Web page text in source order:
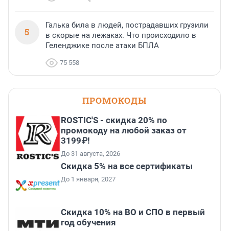
5
Галька била в людей, пострадавших грузили
в скорые на лежаках. Что происходило в
Геленджике после атаки БПЛА
75 558
ПРОМОКОДЫ
ROSTIC'S - скидка 20% по
промокоду на любой заказ от
3199₽!
До 31 августа, 2026
Скидка 5% на все сертификаты
До 1 января, 2027
Скидка 10% на ВО и СПО в первый
год обучения